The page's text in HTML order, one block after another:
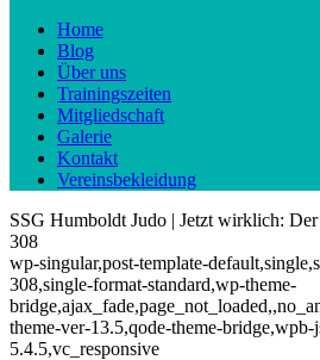
Home
Blog
Über uns
Trainingszeiten
Mitgliedschaft
Galerie
Kontakt
Vereinsbekleidung
SSG Humboldt Judo | Jetzt wirklich:
308
wp-singular,post-template-
308,single-format-standard,wp-theme-
theme-ver-13.5,qode-theme-
5.4.5,vc_responsive